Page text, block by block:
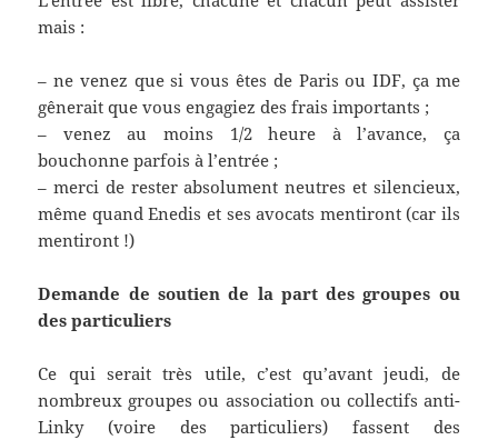
mais :
– ne venez que si vous êtes de Paris ou IDF, ça me
gênerait que vous engagiez des frais importants ;
– venez au moins 1/2 heure à l’avance, ça
bouchonne parfois à l’entrée ;
– merci de rester absolument neutres et silencieux,
même quand Enedis et ses avocats mentiront (car ils
mentiront !)
Demande de soutien de la part des groupes ou
des particuliers
Ce qui serait très utile, c’est qu’avant jeudi, de
nombreux groupes ou association ou collectifs anti-
Linky (voire des particuliers) fassent des